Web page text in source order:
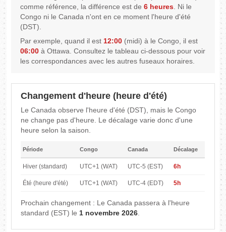
comme référence, la différence est de6 heures. Ni le
Congo ni le Canada n'ont en ce moment l'heure d'été
(DST).
Par exemple, quand il est12:00 (midi) à le Congo, il est
06:00 à Ottawa. Consultez le tableau ci-dessous pour voir
les correspondances avec les autres fuseaux horaires.
Changement d'heure (heure d'été)
Le Canada observe l'heure d'été (DST), mais le Congo
ne change pas d'heure. Le décalage varie donc d'une
heure selon la saison.
Période Congo Canada Décalage
Hiver (standard) UTC+1 (WAT) UTC-5 (EST) 6h
Été (heure d'été) UTC+1 (WAT) UTC-4 (EDT) 5h
Prochain changement : Le Canada passera à l'heure
standard (EST) le1 novembre 2026.